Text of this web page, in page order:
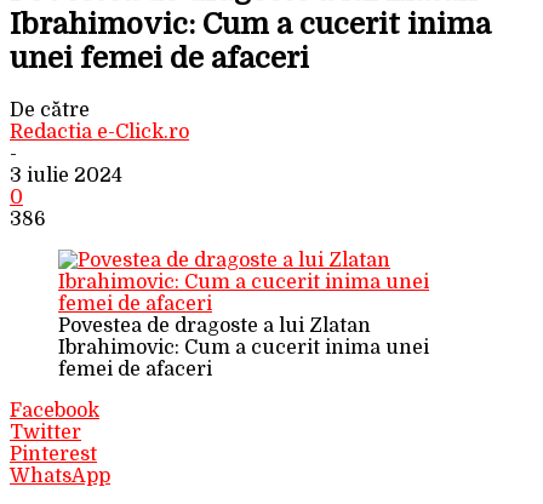
Ibrahimovic: Cum a cucerit inima
unei femei de afaceri
De către
Redactia e-Click.ro
-
3 iulie 2024
0
386
Povestea de dragoste a lui Zlatan
Ibrahimovic: Cum a cucerit inima unei
femei de afaceri
Facebook
Twitter
Pinterest
WhatsApp